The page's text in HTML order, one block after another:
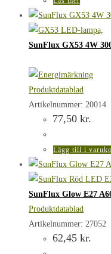
SunFlux GX53 4W
Produktdatablad
Artikelnummer: 20014
77,50 kr.
Lägg till i
SunFlux Glow E27
Produktdatablad
Artikelnummer: 27052
62,45 kr.